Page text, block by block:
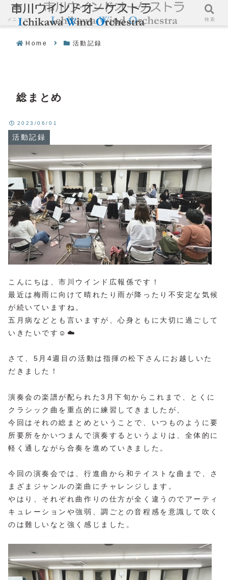
Home 活動記録
総まとめ
活動記録
2023/06/01
こんにちは、市川ウインド広報係です！
最近は梅雨に向けて晴れたり雨が降ったり不安定な気候
が続いていますね。
五月病などとも言いますが、心身ともに大切に過ごして
いきたいです☺️☁️
さて、5月4週目の活動は指揮の松下さんにお越しいた
だきました！
演奏会の楽譜が配られた3月下旬からこれまで、とくに
クラシック曲を重点的に練習してきましたが、
今回はそれの総まとめということで、いつものように要
所要所をかいつまんで演奏するというよりは、全体的に
軽く通しながら合奏を進めていきました。
今回の演奏会では、行進曲から和テイストな曲まで、さ
まざまジャンルの楽曲にチャレンジします。
やはり、それぞれ曲作りの仕方が全く違うのでアーティ
キュレーションや強弱、調ごとの音程感を意識して吹く
のは難しいなと強く感じました。
メニュー 検索